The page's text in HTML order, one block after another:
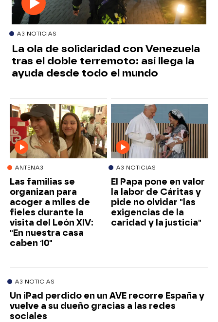
A3 NOTICIAS
La ola de solidaridad con Venezuela
tras el doble terremoto: así llega la
ayuda desde todo el mundo
ANTENA3
Las familias se
organizan para
acoger a miles de
fieles durante la
visita del León XIV:
"En nuestra casa
caben 10"
A3 NOTICIAS
El Papa pone en valor
la labor de Cáritas y
pide no olvidar "las
exigencias de la
caridad y la justicia"
A3 NOTICIAS
Un iPad perdido en un AVE recorre España y
vuelve a su dueño gracias a las redes
sociales